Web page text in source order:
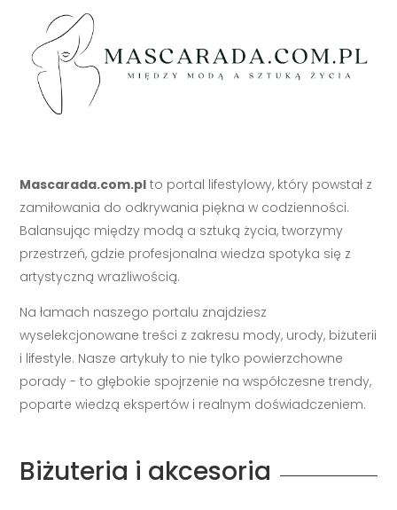
Balansując między modą a sztuką życia, tworzymy
przestrzeń, gdzie profesjonalna wiedza spotyka się z
artystyczną wrażliwością.
Na łamach naszego portalu znajdziesz
i lifestyle. Nasze artykuły to nie tylko powierzchowne
porady - to głębokie spojrzenie na współczesne trendy,
poparte wiedzą ekspertów i realnym doświadczeniem.